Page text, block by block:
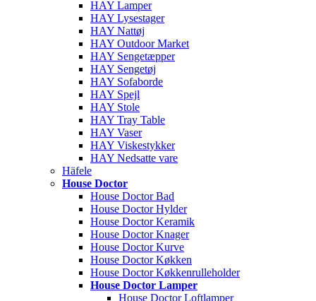
HAY Lamper
HAY Lysestager
HAY Nattøj
HAY Outdoor Market
HAY Sengetæpper
HAY Sengetøj
HAY Sofaborde
HAY Spejl
HAY Stole
HAY Tray Table
HAY Vaser
HAY Viskestykker
HAY Nedsatte vare
Häfele
House Doctor
House Doctor Bad
House Doctor Hylder
House Doctor Keramik
House Doctor Knager
House Doctor Kurve
House Doctor Køkken
House Doctor Køkkenrulleholder
House Doctor Lamper
House Doctor Loftlamper